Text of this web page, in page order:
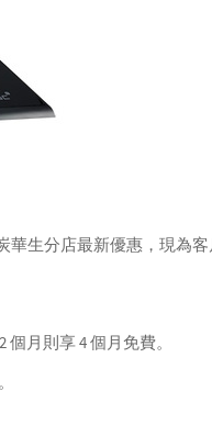
生分店最新優惠，現為
月則享 4 個月免費。